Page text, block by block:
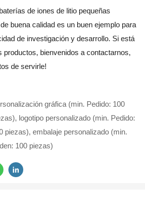
de iones de litio pequeñas
buena calidad es un buen ejemplo para
de investigación y desarrollo. Si está
productos, bienvenidos a contactarnos,
de servirle!
gráfica (min. Pedido: 100
logotipo personalizado (min. Pedido:
piezas), embalaje personalizado (min.
100 piezas)